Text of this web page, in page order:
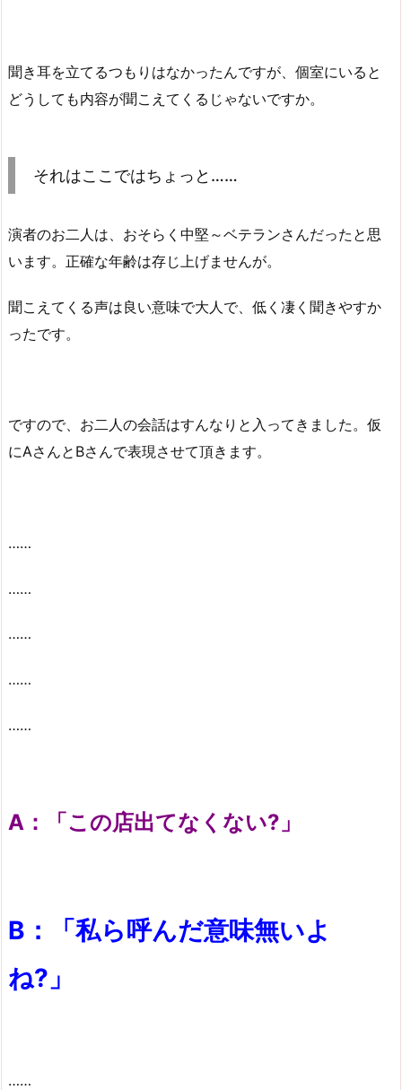
聞き耳を立てるつもりはなかったんですが、個室にいると
どうしても内容が聞こえてくるじゃないですか。
それはここではちょっと……
演者のお二人は、おそらく中堅～ベテランさんだったと思
います。正確な年齢は存じ上げませんが。
聞こえてくる声は良い意味で大人で、低く凄く聞きやすか
ったです。
ですので、お二人の会話はすんなりと入ってきました。仮
にAさんとBさんで表現させて頂きます。
……
……
……
……
……
A：「この店出てなくない?」
B：「私ら呼んだ意味無いよ
ね?」
……